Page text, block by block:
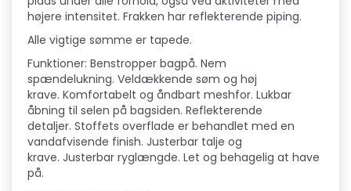
højere intensitet. Frakken har reflekterende piping.
Alle vigtige sømme er tapede.
Funktioner: Benstropper bagpå. Nem
spændelukning. Veldækkende søm og høj
krave. Komfortabelt og åndbart meshfor. Lukbar
åbning til selen på bagsiden. Reflekterende
detaljer. Stoffets overflade er behandlet med en
vandafvisende finish. Justerbar talje og
krave. Justerbar ryglængde. Let og behagelig at have
på.